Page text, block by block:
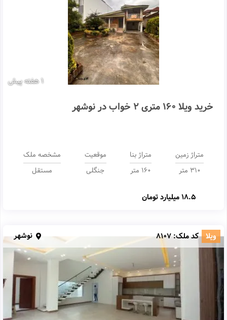
1 هفته پیش
خرید ویلا 160 متری 2 خواب در نوشهر
متراژ زمین
310 متر
متراژ بنا
160 متر
موقعیت
جنگلی
مشخصه ملک
مستقل
18.5 میلیارد تومان
ویلا کد ملک:8107 نوشهر